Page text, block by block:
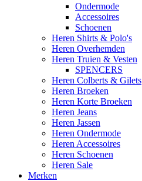
Ondermode
Accessoires
Schoenen
Heren Shirts & Polo's
Heren Overhemden
Heren Truien & Vesten
SPENCERS
Heren Colberts & Gilets
Heren Broeken
Heren Korte Broeken
Heren Jeans
Heren Jassen
Heren Ondermode
Heren Accessoires
Heren Schoenen
Heren Sale
Merken